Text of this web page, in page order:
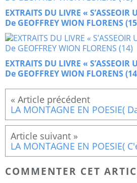
EXTRAITS DU LIVRE « S’ASSEOIR
De GEOFFREY WION FLORENS
EXTRAITS DU LIVRE « S’ASSEOIR
De GEOFFREY WION FLORENS
LA MONTAGNE EN POESIE(
LA MONTAGNE EN POESIE(
COMMENTER CET